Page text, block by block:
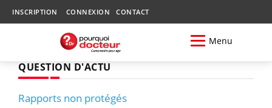
INSCRIPTION CONNEXION CONTACT
Menu
QUESTION D'ACTU
Rapports non protégés